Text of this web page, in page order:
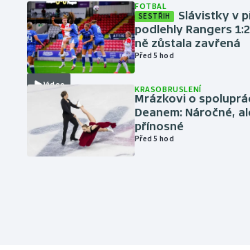
Video
FOTBAL
SESTŘIH
Slávistky v
podlehly Rangers
ně zůstala zavřená
Před 5 hod
KRASOBRUSLENÍ
Mrázkovi o
Deanem: Náročné,
přínosné
Před 5 hod